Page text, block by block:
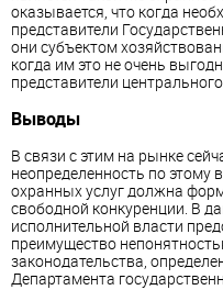
оказывается, что когда
представители
они субъектом
когда им это не очень
представители
Выводы
В связи с этим на рынке
неопределенность по
охранных услуг должна
свободной конкуренции. В
исполнительной власти
преимущество
законодательства,
Департамента